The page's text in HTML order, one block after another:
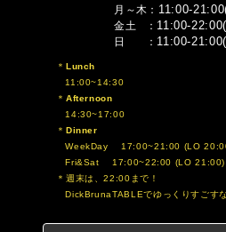
月～木 11:00-
金土 11:00-
日 11:00-
Lunch
11:00~14:30
Afternoon
14:30~17:00
Dinner
WeekDay 17:00~21:00 (LO
Fri&Sat 17:00~22:00 (LO 21:00)
週末は、22:00まで！
DickBrunaTABLEでゆっくりすごす